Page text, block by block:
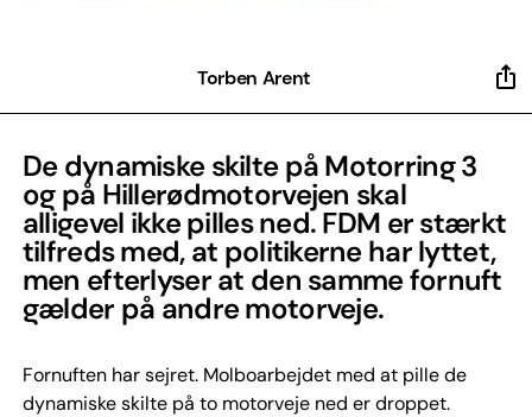
Torben Arent
De dynamiske skilte på Motorring 3
og på Hillerødmotorvejen skal
alligevel ikke pilles ned. FDM er stærkt
tilfreds med, at politikerne har lyttet,
men efterlyser at den samme fornuft
gælder på andre motorveje.
Fornuften har sejret. Molboarbejdet med at pille de
dynamiske skilte på to motorveje ned er droppet.